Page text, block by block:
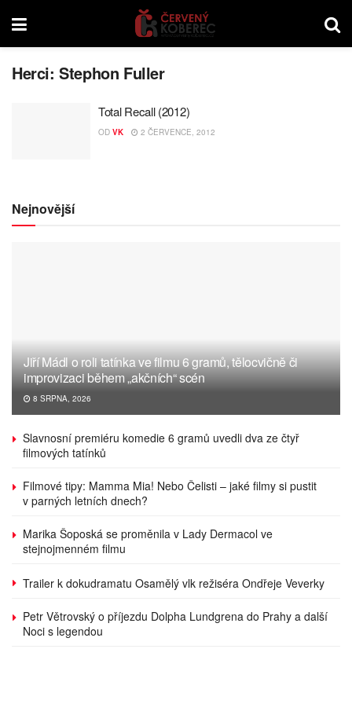
Herci:Stephon Fuller
Total Recall (2012)
OD VK 2 ČERVENCE, 2012
Nejnovější
Jiří Mádl o roli tatínka ve filmu 6 gramů, tělocvičně či
improvizaci během „akčních“ scén
8 SRPNA, 2026
Slavnosní premiéru komedie 6 gramů uvedli dva ze čtyř
filmových tatínků
Filmové tipy: Mamma Mia! Nebo Čelisti – jaké filmy si pustit
v parných letních dnech?
Marika Šoposká se proměnila v Lady Dermacol ve
stejnojmenném filmu
Trailer k dokudramatu Osamělý vlk režiséra Ondřeje Veverky
Petr Větrovský o příjezdu Dolpha Lundgrena do Prahy a další
Noci s legendou